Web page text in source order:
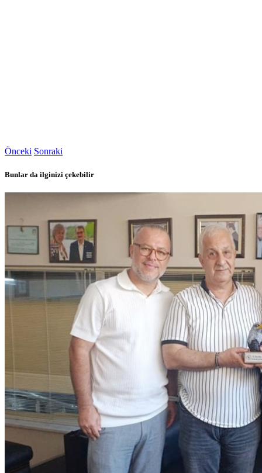
Önceki Sonraki
Bunlar da ilginizi çekebilir